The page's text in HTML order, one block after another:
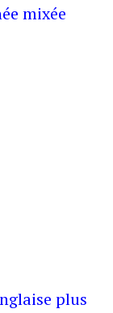
mixée
plus